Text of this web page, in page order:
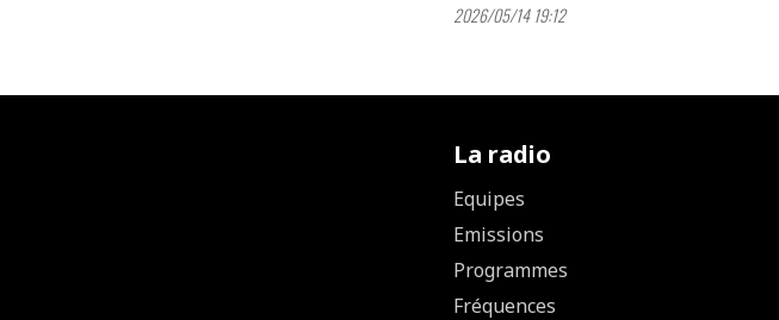
2026/05/14 19:12
La radio
Equipes
Emissions
Programmes
Fréquences